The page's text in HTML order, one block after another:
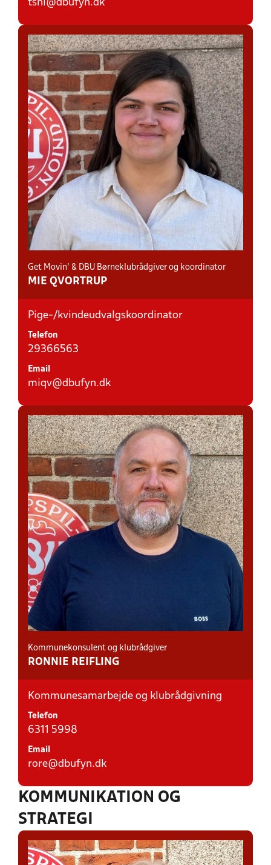
tsni@dbufyn.dk
Get Movin' & DBU Børneklubrådgiver og koordinator
MIE QVORTRUP
Pige-/kvindeudvalgskoordinator
Telefon
29366563
Email
miqv@dbufyn.dk
Kommunekonsulent og klubrådgiver
RONNIE REIFLING
Kommunesamarbejde og klubrådgivning
Telefon
6311 5998
Email
rore@dbufyn.dk
KOMMUNIKATION OG
STRATEGI